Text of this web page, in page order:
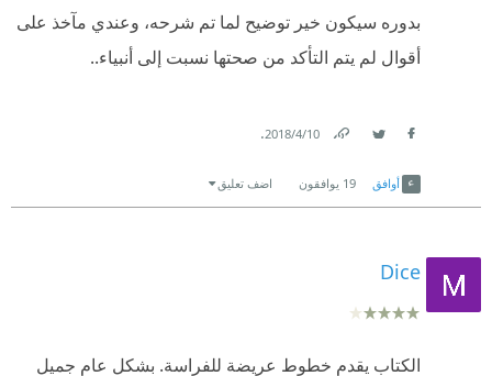
بدوره سيكون خير توضيح لما تم شرحه، وعندي مآخذ على
أقوال لم يتم التأكد من صحتها نسبت إلى أنبياء..
10‏/4‏/2018
.
أوافق 19 يوافقون اضف تعليق
Dice
الكتاب يقدم خطوط عريضة للفراسة. بشكل عام جميل